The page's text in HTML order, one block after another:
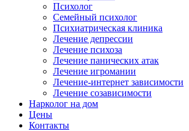
Психолог
Семейный психолог
Психиатрическая клиника
Лечение депрессии
Лечение психоза
Лечение панических атак
Лечение игромании
Лечение-интернет зависимости
Лечение созависимости
Нарколог на дом
Цены
Контакты